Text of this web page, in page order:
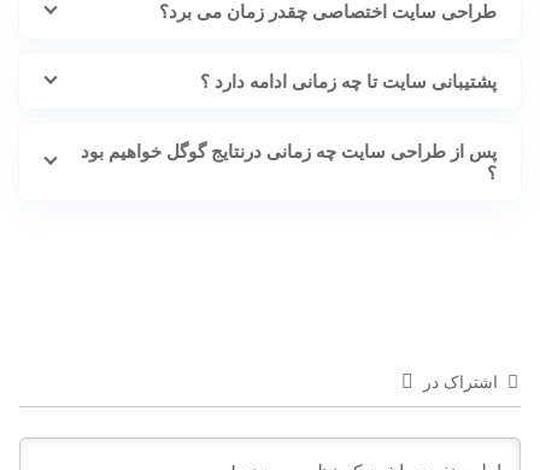
طراحی سایت اختصاصی چقدر زمان می برد؟
پشتیبانی سایت تا چه زمانی ادامه دارد ؟
پس از طراحی سایت چه زمانی درنتایج گوگل خواهیم بود
؟
اشتراک در